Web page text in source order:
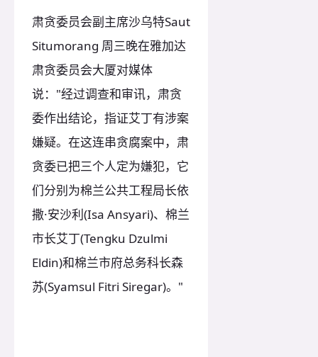
肃贪委员会副主席沙乌特Saut
Situmorang 周三晚在雅加达
肃贪委员会大厦对媒体
说："经过调查和审讯，肃贪
委作出结论，指证艾丁有涉案
嫌疑。在这连串贪腐案中，肃
贪委已把三个人定为嫌犯，它
们分别为棉兰公共工程局长依
撒·安沙利(Isa Ansyari)、棉兰
市长艾丁(Tengku Dzulmi
Eldin)和棉兰市府总务科长森
苏(Syamsul Fitri Siregar)。"